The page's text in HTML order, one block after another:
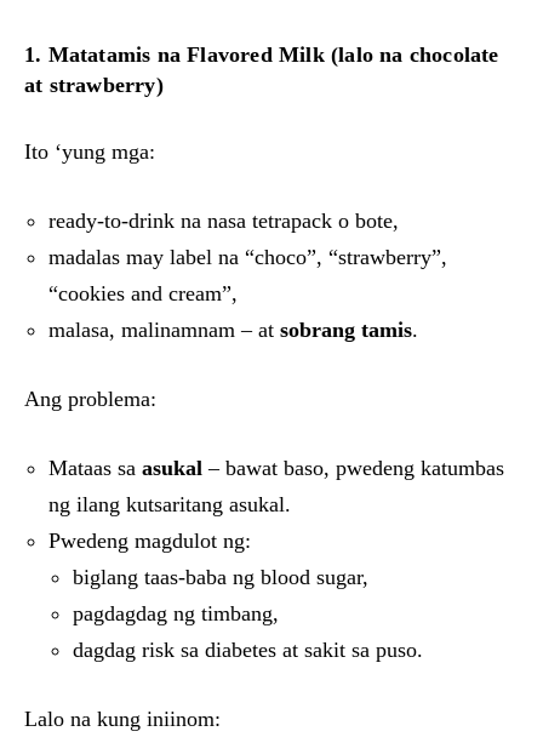
1. Matatamis na Flavored Milk (lalo na chocolate
at strawberry)
Ito ‘yung mga:
ready-to-drink na nasa tetrapack o bote,
madalas may label na “choco”, “strawberry”,
“cookies and cream”,
malasa, malinamnam – at sobrang tamis.
Ang problema:
Mataas sa asukal – bawat baso, pwedeng katumbas
ng ilang kutsaritang asukal.
Pwedeng magdulot ng:
biglang taas-baba ng blood sugar,
pagdagdag ng timbang,
dagdag risk sa diabetes at sakit sa puso.
Lalo na kung iniinom: